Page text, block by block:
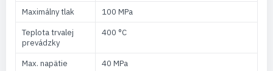
Maximálny tlak
100 MPa
Teplota trvalej
prevádzky
400 °C
Max. napätie
40 MPa